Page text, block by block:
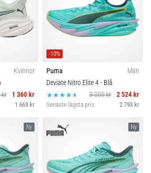
Kvinnor
kr
1 360 kr
1 663 kr
-10%
Puma
Män
Deviate Nitro Elite 4- Blå
3 000 kr
2 524 kr
Senaste lägsta pris 2 793 kr
Ny Ny